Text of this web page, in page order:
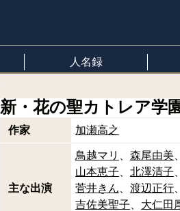
人名録
新・花の聖カトレア学
作家
加瀬高之
主な出演
鳥越マリ 森尾由美
山本恵子
北澤清子
菅井きん
渡辺正行
吉佐美聖子
大仁田